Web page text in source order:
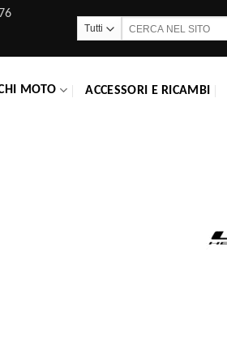
MOTO ACCESSORI E RICAMBI